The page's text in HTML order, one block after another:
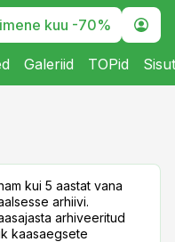
kuu -70%
Galeriid TOPid
kui 5 aastat vana
arhiivi.
arhiveeritud
kaasaegsete